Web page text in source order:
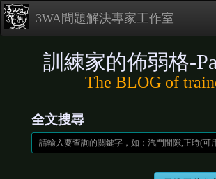
3WA問題解決專家工作室
訓練家的佈弱格-
The BLOG of
全文搜尋